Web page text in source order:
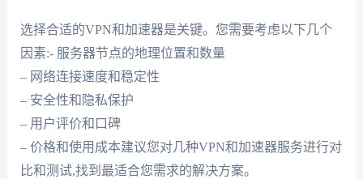
选择合适的VPN和加速器是关键。您需要考虑以下几个
因素:- 服务器节点的地理位置和数量
– 网络连接速度和稳定性
– 安全性和隐私保护
– 用户评价和口碑
– 价格和使用成本建议您对几种VPN和加速器服务进行对
比和测试,找到最适合您需求的解决方案。